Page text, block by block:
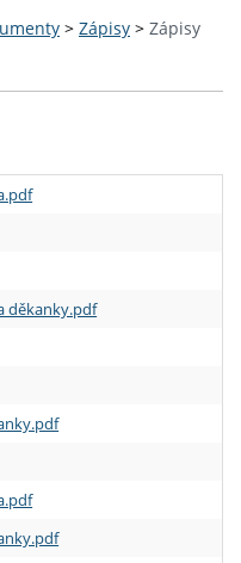
> Zápisy > Zápisy
děkanky.pdf